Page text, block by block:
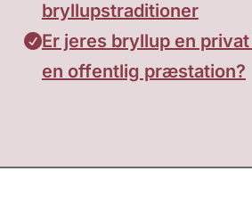
bryllupstraditioner
Er jeres bryllup en
en offentlig præstation?